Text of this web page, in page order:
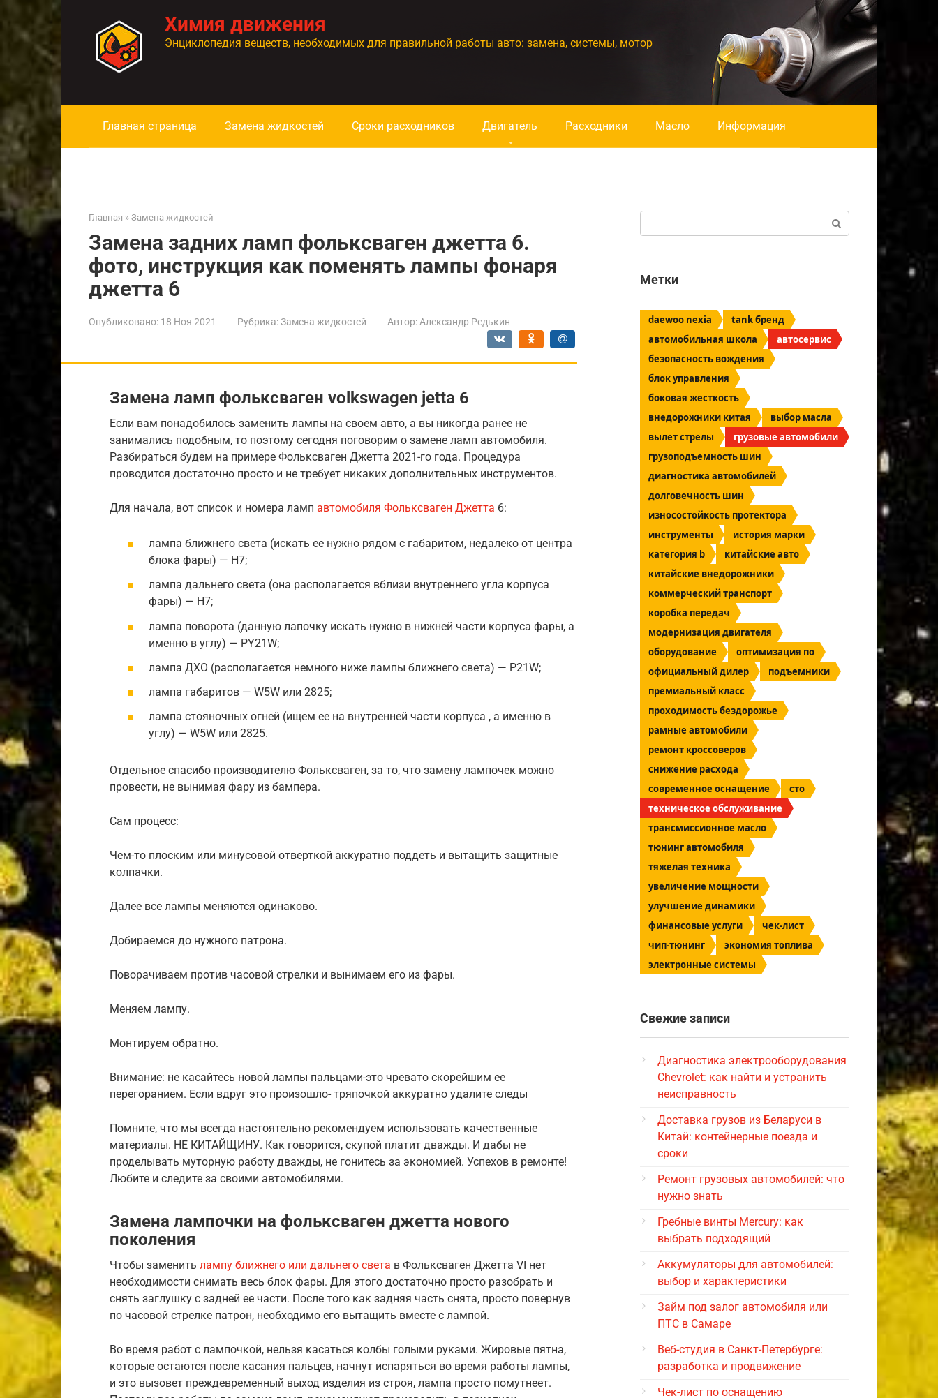
контенту
Химия движения
Энциклопедия веществ, необходимых для правильной работы авто: замена, системы, мотор
Главная страница Замена жидкостей Сроки расходников Двигатель Расходники Масло Информация
Главная » Замена жидкостей
Замена задних ламп фольксваген джетта 6.
фото, инструкция как поменять лампы фонаря
джетта 6
Опубликовано: 18 Ноя 2021 Рубрика:Замена жидкостей Автор: Александр Редькин
Замена ламп фольксваген volkswagen jetta 6
Если вам понадобилось заменить лампы на своем авто, а вы никогда ранее не
занимались подобным, то поэтому сегодня поговорим о замене ламп автомобиля.
Разбираться будем на примере Фольксваген Джетта 2021-го года. Процедура
проводится достаточно просто и не требует никаких дополнительных инструментов.
Для начала, вот список и номера ламп автомобиля Фольксваген Джетта 6:
лампа ближнего света (искать ее нужно рядом с габаритом, недалеко от центра
блока фары) — H7;
лампа дальнего света (она располагается вблизи внутреннего угла корпуса
фары) — H7;
лампа поворота (данную лапочку искать нужно в нижней части корпуса фары, а
именно в углу) — PY21W;
лампа ДХО (располагается немного ниже лампы ближнего света) — P21W;
лампа габаритов — W5W или 2825;
лампа стояночных огней (ищем ее на внутренней части корпуса , а именно в
углу) — W5W или 2825.
Отдельное спасибо производителю Фольксваген, за то, что замену лампочек можно
провести, не вынимая фару из бампера.
Сам процесс:
Чем-то плоским или минусовой отверткой аккуратно поддеть и вытащить защитные
колпачки.
Далее все лампы меняются одинаково.
Добираемся до нужного патрона.
Поворачиваем против часовой стрелки и вынимаем его из фары.
Меняем лампу.
Монтируем обратно.
Внимание: не касайтесь новой лампы пальцами-это чревато скорейшим ее
перегоранием. Если вдруг это произошло- тряпочкой аккуратно удалите следы
Помните, что мы всегда настоятельно рекомендуем использовать качественные
материалы. НЕ КИТАЙЩИНУ. Как говорится, скупой платит дважды. И дабы не
проделывать муторную работу дважды, не гонитесь за экономией. Успехов в ремонте!
Любите и следите за своими автомобилями.
Замена лампочки на фольксваген джетта нового
поколения
Чтобы заменить лампу ближнего или дальнего света в Фольксваген Джетта VI нет
необходимости снимать весь блок фары. Для этого достаточно просто разобрать и
снять заглушку с задней ее части. После того как задняя часть снята, просто повернув
по часовой стрелке патрон, необходимо его вытащить вместе с лампой.
Во время работ с лампочкой, нельзя касаться колбы голыми руками. Жировые пятна,
которые остаются после касания пальцев, начнут испаряться во время работы лампы,
и это вызовет преждевременный выход изделия из строя, лампа просто помутнеет.
Метки
daewoo nexia
tank бренд
автомобильная школа
автосервис
безопасность вождения
блок управления
боковая жесткость
внедорожники китая
выбор масла
вылет стрелы
грузовые автомобили
грузоподъемность шин
диагностика автомобилей
долговечность шин
износостойкость протектора
инструменты
история марки
категория b
китайские авто
китайские внедорожники
коммерческий транспорт
коробка передач
модернизация двигателя
оборудование
оптимизация по
официальный дилер
подъемники
премиальный класс
проходимость бездорожье
рамные автомобили
ремонт кроссоверов
снижение расхода
современное оснащение
сто
техническое обслуживание
трансмиссионное масло
тюнинг автомобиля
тяжелая техника
увеличение мощности
улучшение динамики
финансовые услуги
чек-лист
чип-тюнинг
экономия топлива
электронные системы
Свежие записи
Диагностика электрооборудования
Chevrolet: как найти и устранить
неисправность
Доставка грузов из Беларуси в
Китай: контейнерные поезда и
сроки
Ремонт грузовых автомобилей: что
нужно знать
Гребные винты Mercury: как
выбрать подходящий
Аккумуляторы для автомобилей:
выбор и характеристики
Займ под залог автомобиля или
ПТС в Самаре
Веб-студия в Санкт-Петербурге:
разработка и продвижение
Чек-лист по оснащению